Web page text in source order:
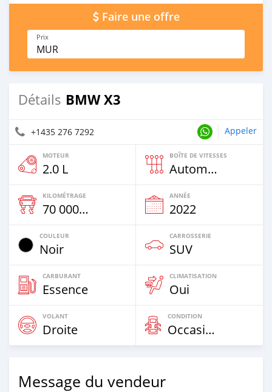
Faire une offre
Prix
MUR
Détails BMW X3
+1435 276 7292 Appeler
MOTEUR
2.0 L
BOÎTE DE VITESSES
Automatique
KILOMÉTRAGE
70 000 Km
ANNÉE
2022
COULEUR
Noir
CARROSSERIE
SUV
CARBURANT
Essence
CLIMATISATION
Oui
VOLANT
Droite
CONDITION
Occasion
Message du vendeur